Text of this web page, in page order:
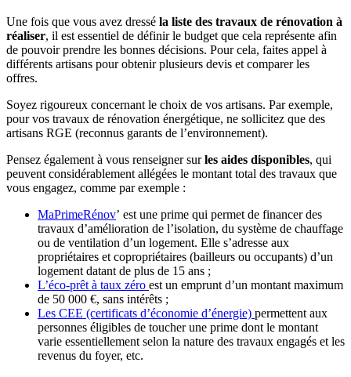
Une fois que vous avez dressé la liste des travaux de rénovation à
réaliser, il est essentiel de définir le budget que cela représente afin
de pouvoir prendre les bonnes décisions. Pour cela, faites appel à
différents artisans pour obtenir plusieurs devis et comparer les
offres.
Soyez rigoureux concernant le choix de vos artisans. Par exemple,
pour vos travaux de rénovation énergétique, ne sollicitez que des
artisans RGE (reconnus garants de l’environnement).
Pensez également à vous renseigner surles aides disponibles, qui
peuvent considérablement allégées le montant total des travaux que
vous engagez, comme par exemple :
MaPrimeRénov’ est une prime qui permet de financer des
travaux d’amélioration de l’isolation, du système de chauffage
ou de ventilation d’un logement. Elle s’adresse aux
propriétaires et copropriétaires (bailleurs ou occupants) d’un
logement datant de plus de 15 ans ;
L’éco-prêt à taux zéro est un emprunt d’un montant maximum
de 50 000 €, sans intérêts ;
Les CEE (certificats d’économie d’énergie) permettent aux
personnes éligibles de toucher une prime dont le montant
varie essentiellement selon la nature des travaux engagés et les
revenus du foyer, etc.